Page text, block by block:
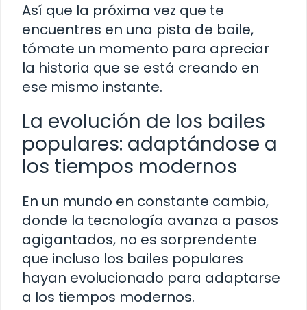
Así que la próxima vez que te
encuentres en una pista de baile,
tómate un momento para apreciar
la historia que se está creando en
ese mismo instante.
La evolución de los bailes
populares: adaptándose a
los tiempos modernos
En un mundo en constante cambio,
donde la tecnología avanza a pasos
agigantados, no es sorprendente
que incluso los bailes populares
hayan evolucionado para adaptarse
a los tiempos modernos.